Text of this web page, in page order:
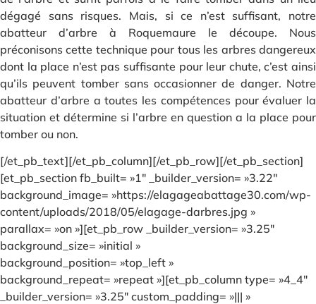
dégagé sans risques. Mais, si ce n’est suffisant, notre
abatteur d’arbre à Roquemaure le découpe. Nous
préconisons cette technique pour tous les arbres dangereux
dont la place n’est pas suffisante pour leur chute, c’est ainsi
qu’ils peuvent tomber sans occasionner de danger. Notre
abatteur d’arbre a toutes les compétences pour évaluer la
situation et détermine si l’arbre en question a la place pour
tomber ou non.
[/et_pb_text][/et_pb_column][/et_pb_row][/et_pb_section]
[et_pb_section fb_built= »1″ _builder_version= »3.22″
background_image= »https://elagageabattage30.com/wp-
content/uploads/2018/05/elagage-darbres.jpg »
parallax= »on »][et_pb_row _builder_version= »3.25″
background_size= »initial »
background_position= »top_left »
background_repeat= »repeat »][et_pb_column type= »4_4″
_builder_version= »3.25″ custom_padding= »||| »